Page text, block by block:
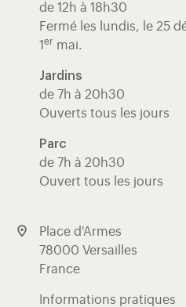
de 12h à 18h30
Fermé les lundis, le 25
1 er mai.
Jardins
de 7h à 20h30
Ouverts tous les jours
Parc
de 7h à 20h30
Ouvert tous les jours
Place d'Armes
78000 Versailles
France
Informations pratiques